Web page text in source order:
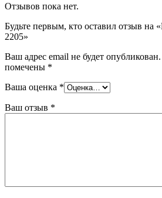
Отзывов пока нет.
Будьте первым, кто оставил отзыв
2205»
Ваш адрес email не будет опубликован.
помечены *
Ваша оценка *
Ваш отзыв *